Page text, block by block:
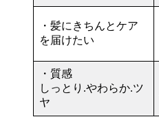
・髪にきちんとケア
を届けたい
・質感
しっとり.やわらか.ツ
ヤ